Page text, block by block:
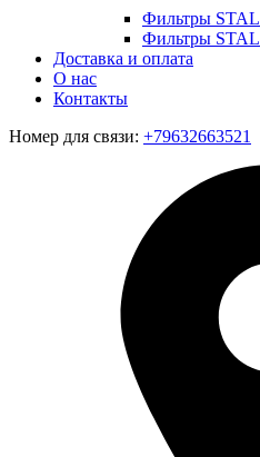
Фильтры STAL
Фильтры STAL
Доставка и оплата
О нас
Контакты
Номер для связи: +79632663521